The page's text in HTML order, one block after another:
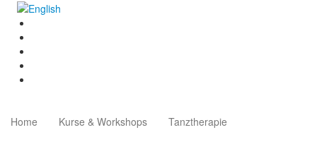
Home Kurse & Workshops
Tanztherapie